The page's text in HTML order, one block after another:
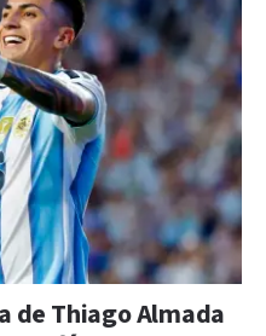
de Thiago Almada